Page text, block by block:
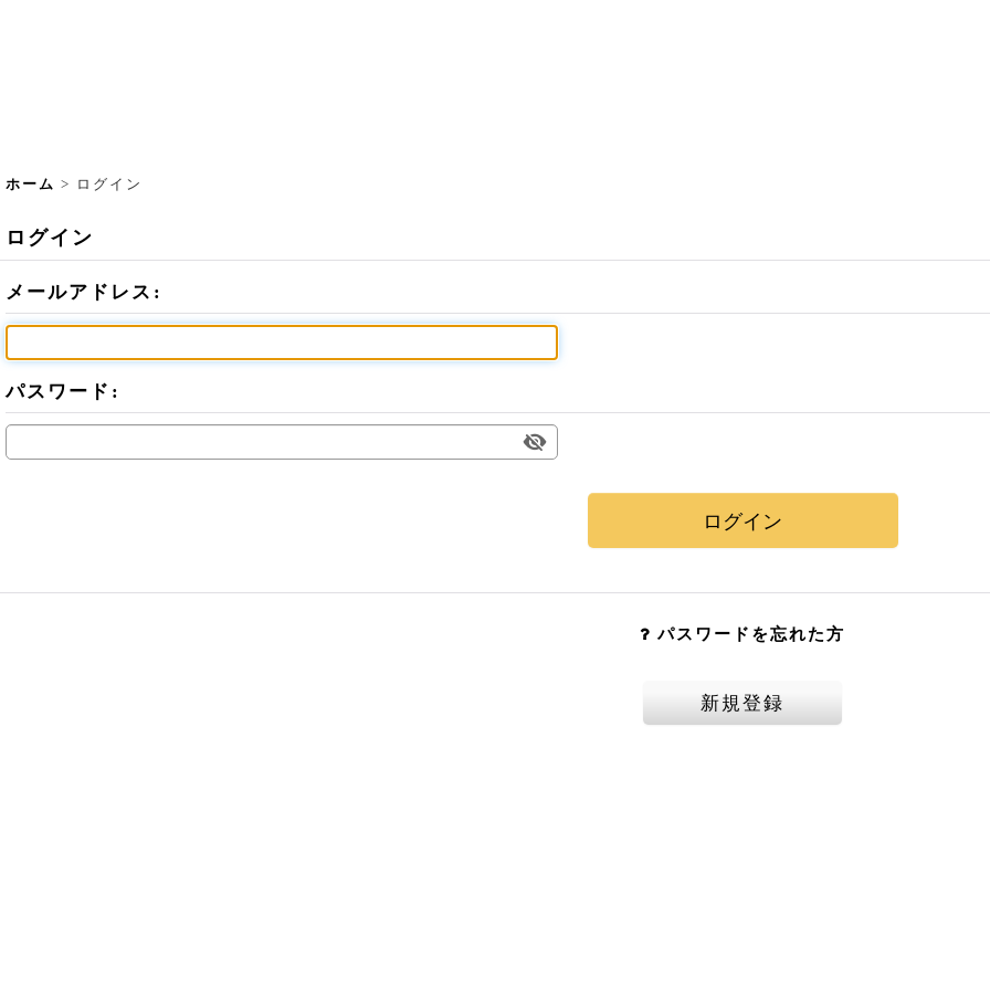
ホーム > ログイン
ログイン
メールアドレス :
パスワード :
ログイン
パスワードを忘れた方
新規登録